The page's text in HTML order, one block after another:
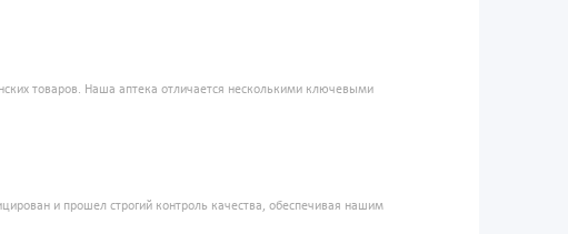
товаров. Наша аптека отличается несколькими ключевыми
и прошел строгий контроль качества, обеспечивая нашим